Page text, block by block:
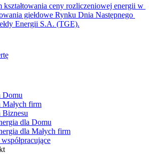
kształtowania ceny rozliczeniowej energii w
giełdowe Rynku Dnia Następnego
Energii S.A. (TGE).
Domu
Małych firm
Biznesu
dla Domu
dla Małych firm